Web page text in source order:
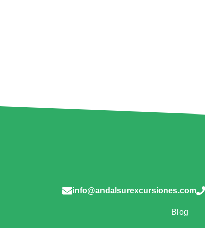
info@andalsurexcursiones.com
Blog